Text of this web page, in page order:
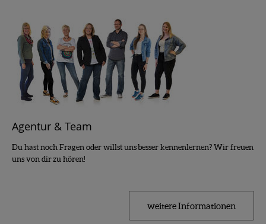
Agentur & Team
Du hast noch Fragen oder willst uns besser kennenlernen? Wir freuen
uns von dir zu hören!
weitere Informationen